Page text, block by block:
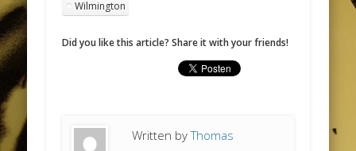
Wilmington
Did you like this article? Share it with your friends!
Written byThomas